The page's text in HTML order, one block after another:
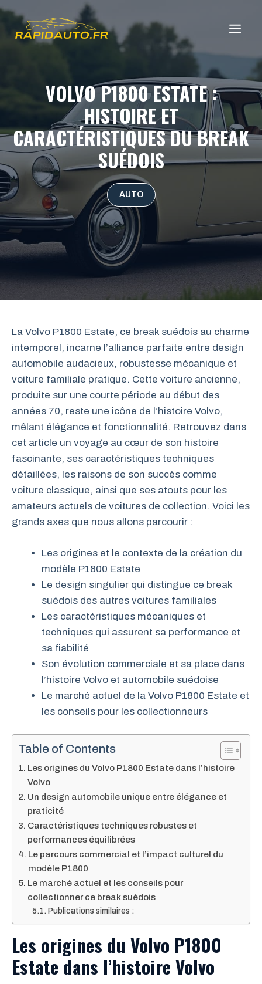
Aller
contenu
VOLVO P1800 ESTATE :
HISTOIRE ET
CARACTÉRISTIQUES DU BREAK
SUÉDOIS
AUTO
La Volvo P1800 Estate, ce break suédois au charme
intemporel, incarne l’alliance parfaite entre design
automobile audacieux, robustesse mécanique et
voiture familiale pratique. Cette voiture ancienne,
produite sur une courte période au début des
années 70, reste une icône de l’histoire Volvo,
mêlant élégance et fonctionnalité. Retrouvez dans
cet article un voyage au cœur de son histoire
fascinante, ses caractéristiques techniques
détaillées, les raisons de son succès comme
voiture classique, ainsi que ses atouts pour les
amateurs actuels de voitures de collection. Voici les
grands axes que nous allons parcourir :
Les origines et le contexte de la création du
modèle P1800 Estate
Le design singulier qui distingue ce break
suédois des autres voitures familiales
Les caractéristiques mécaniques et
techniques qui assurent sa performance et
sa fiabilité
Son évolution commerciale et sa place dans
l’histoire Volvo et automobile suédoise
Le marché actuel de la Volvo P1800 Estate et
les conseils pour les collectionneurs
Table of Contents
Les origines du Volvo P1800 Estate dans l’histoire
Volvo
Un design automobile unique entre élégance et
praticité
Caractéristiques techniques robustes et
performances équilibrées
Le parcours commercial et l’impact culturel du
modèle P1800
Le marché actuel et les conseils pour
collectionner ce break suédois
Publications similaires :
Les origines du Volvo P1800
Estate dans l’histoire Volvo